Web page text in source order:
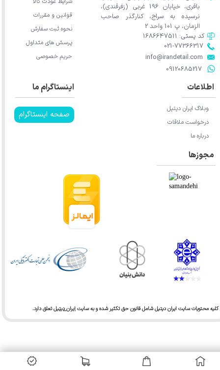
محتویات سایت ایران دیتیل شامل قانون حق تکثیر شده و به سایتایران دیتیلتعلق دارد.​​​​​​​
باقری، خیابان 196 غربی (زفرقندی)،
نرسیده به سراج، کنارگذر صاحب
الزمان، پ 101 واحد 2
​​​​​​​info@irandetail.com
021-77366317​​​​​​​​​​​​​​​​​​​​​
​​​​​​​09120685217​​​​​​​
کد پستی: 1686647511
اینستاگرام ما
صفحه اینستاگرام
اطلاعات
وبلاگ ایران دیتیل
درخواست ملاقات
درباره ما
قوانین و مقررات
نحوه ثبت سفارش
پرسش های متداول
حریم خصوصی
مجوزها